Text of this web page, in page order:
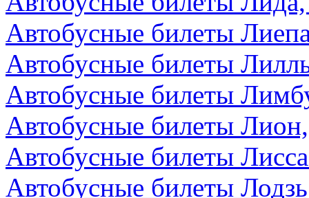
Автобусные билеты
Автобусные билеты
Автобусные билеты
Автобусные билеты
Автобусные билеты
Автобусные билеты